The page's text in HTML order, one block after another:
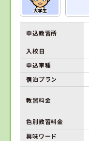
申込教習所
入校日
申込車種
宿泊プラン
教習料金
色別教習料金
興味ワード